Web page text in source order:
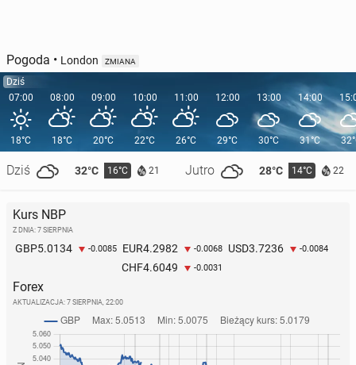
Pogoda • London ZMIANA
Dziś
07:00
18°C
Dziś 32°C 16°C 21 Jutro 28°C 14°C 22
08:00
18°C
09:00
20°C
10:00
22°C
11:00
26°C
12:00
29°C
13:00
30°C
14:00
31°C
Kurs NBP
Z DNIA: 7 SIERPNIA
GBP5.0134 -0.0085 EUR4.2982 -0.0068 USD3.7236 -0.0084
CHF4.6049 -0.0031
Forex
AKTUALIZACJA: 7 SIERPNIA, 22:00